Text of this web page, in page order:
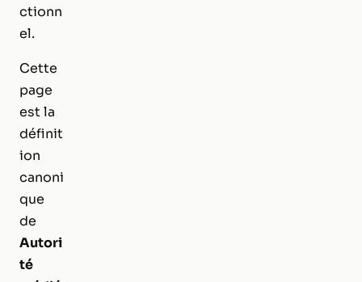
ctionn
el.
Cette
page
est la
définit
ion
canoni
que
de
Autori
té